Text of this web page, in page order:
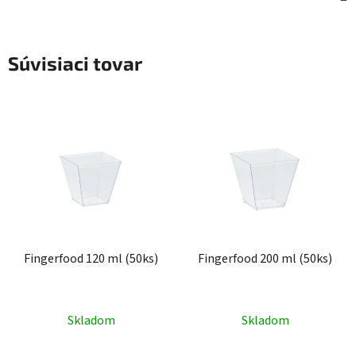
Súvisiaci tovar
Fingerfood 120 ml (50ks)
Skladom
Fingerfood 200 ml (50ks)
Skladom